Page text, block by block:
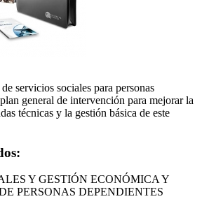
servicios sociales para personas
general de intervención para mejorar la
técnicas y la gestión básica de este
Y GESTIÓN ECONÓMICA Y
PERSONAS DEPENDIENTES